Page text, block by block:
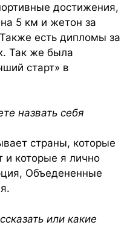
достижения,
5 км и жетон за
есть дипломы за
Так же была
старт» в
назвать себя
страны, которые
и которые я лично
Объедененные
или какие